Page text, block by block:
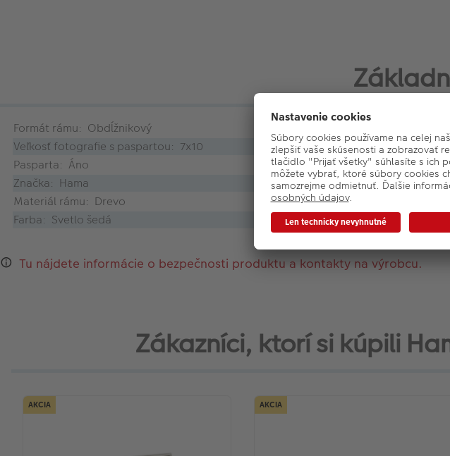
Formát rámu: Obdĺžnikový
Veľkosť fotografie s paspartou: 7x10
Pasparta: Áno
Značka: Hama
Materiál rámu: Drevo
Farba: Svetlo šedá
Tu nájdete informácie o bezpečnosti produktu a kontakty na výrobcu.
Zákazníci, ktorí si kúpili
AKCIA AKCIA